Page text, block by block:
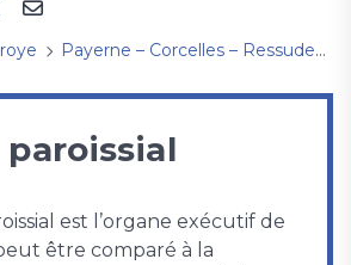
Payerne – Corcelles – Ressudens
paroissial
est l’organe exécutif de
être comparé à la